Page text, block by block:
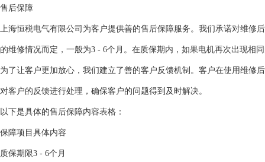
售后保障
上海恒税电气有限公司为客户提供善的售后保障服务。我们承诺对维修
的维修情况而定，一般为3 - 6个月。在质保期内，如果电机再次出现相
为了让客户更加放心，我们建立了善的客户反馈机制。客户在使用维修
对客户的反馈进行处理，确保客户的问题得到及时解决。
以下是具体的售后保障内容表格：
保障项目 具体内容
质保期限3 - 6个月